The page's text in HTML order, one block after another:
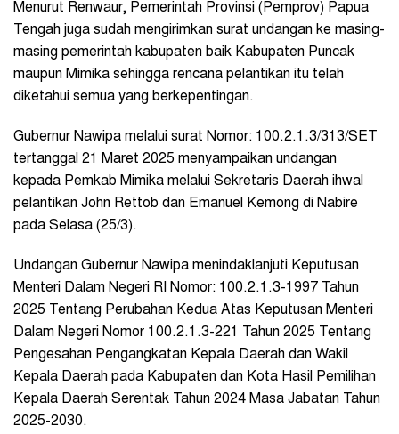
Menurut Renwaur, Pemerintah Provinsi (Pemprov) Papua
Tengah juga sudah mengirimkan surat undangan ke masing-
masing pemerintah kabupaten baik Kabupaten Puncak
maupun Mimika sehingga rencana pelantikan itu telah
diketahui semua yang berkepentingan.
Gubernur Nawipa melalui surat Nomor: 100.2.1.3/313/SET
tertanggal 21 Maret 2025 menyampaikan undangan
kepada Pemkab Mimika melalui Sekretaris Daerah ihwal
pelantikan John Rettob dan Emanuel Kemong di Nabire
pada Selasa (25/3).
Undangan Gubernur Nawipa menindaklanjuti Keputusan
Menteri Dalam Negeri RI Nomor: 100.2.1.3-1997 Tahun
2025 Tentang Perubahan Kedua Atas Keputusan Menteri
Dalam Negeri Nomor 100.2.1.3-221 Tahun 2025 Tentang
Pengesahan Pengangkatan Kepala Daerah dan Wakil
Kepala Daerah pada Kabupaten dan Kota Hasil Pemilihan
Kepala Daerah Serentak Tahun 2024 Masa Jabatan Tahun
2025-2030.